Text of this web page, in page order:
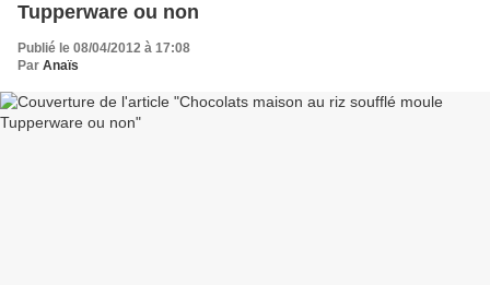
Tupperware ou non
Publié le 08/04/2012 à 17:08
Par Anaïs